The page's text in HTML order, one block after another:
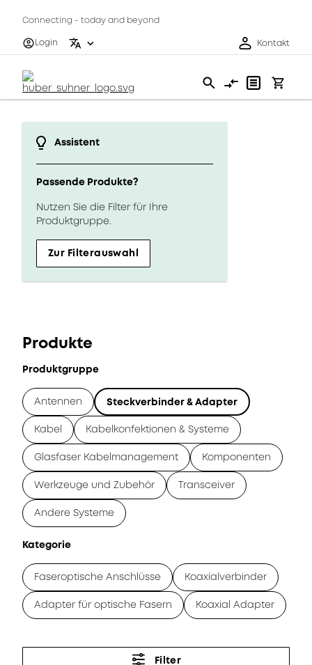
Connecting - today and beyond
Login
Kontakt
Assistent
Passende Produkte?
Nutzen Sie die Filter für Ihre
Produktgruppe.
Zur Filterauswahl
Produkte
Produktgruppe
Antennen Steckverbinder & Adapter
Kabel Kabelkonfektionen & Systeme
Glasfaser Kabelmanagement Komponenten
Werkzeuge und Zubehör Transceiver
Andere Systeme
Kategorie
Faseroptische Anschlüsse Koaxialverbinder
Adapter für optische Fasern Koaxial Adapter
Filter